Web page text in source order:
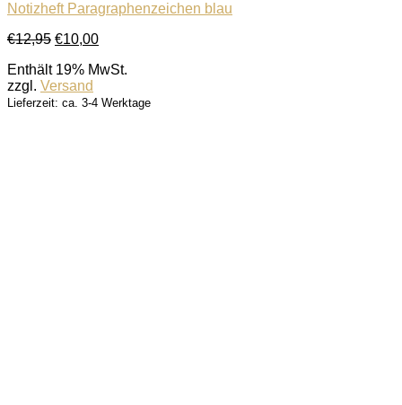
Notizheft Paragraphenzeichen blau
€12,95 Ursprünglicher
war:
€12,95
€10,00Aktueller
ist:
Enthält 19% MwSt.
zzgl. Versand
Lieferzeit: ca. 3-4 Werktage